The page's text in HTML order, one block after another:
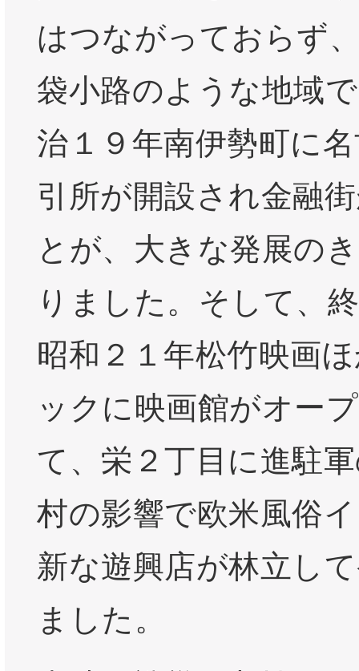
はつながっておらず
袋小路のような地域
治１９年南伊勢町に
引所が開設され金融
とが、大きな発展の
りました。そして、
昭和２１年松竹映画
ックに映画館がオー
て、栄２丁目に進駐
村の影響で欧米風俗
新な遊興店が林立し
ました。